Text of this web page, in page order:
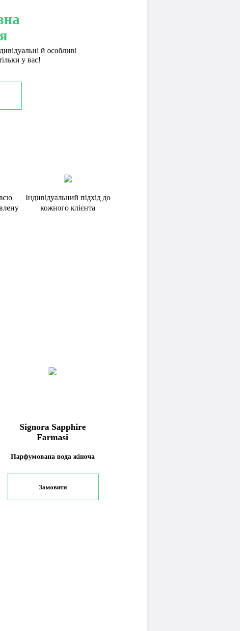
й особливі
у вас!
Індивідуальний підхід до
кожного клієнта
Signora Sapphire
Farmasi
Парфумована вода жіноча
Замовити